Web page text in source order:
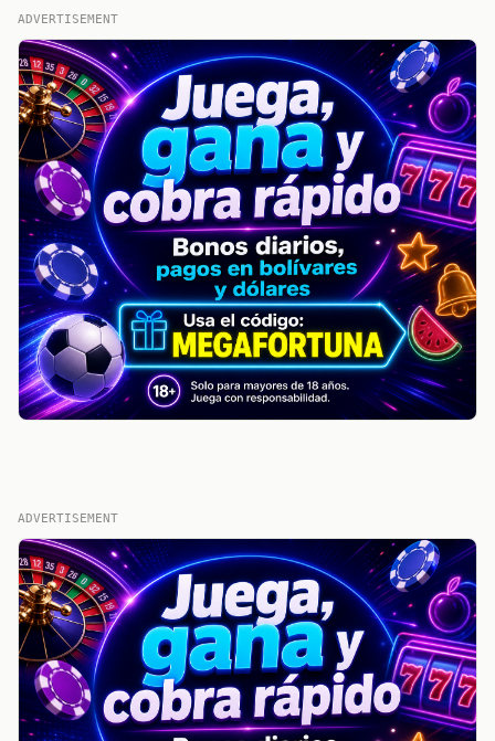
ADVERTISEMENT
ADVERTISEMENT